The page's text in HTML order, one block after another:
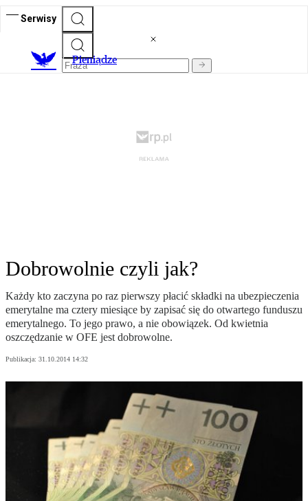
Serwisy
Pieniądze
Dobrowolnie czyli jak?
Każdy kto zaczyna po raz pierwszy płacić składki na ubezpieczenia
emerytalne ma cztery miesiące by zapisać się do otwartego funduszu
emerytalnego. To jego prawo, a nie obowiązek. Od kwietnia
oszczędzanie w OFE jest dobrowolne.
Publikacja: 31.10.2014 14:32